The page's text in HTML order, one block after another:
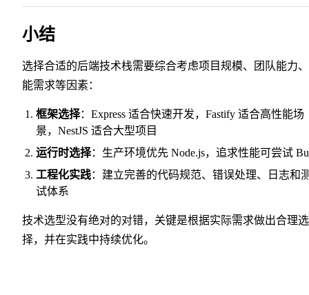
小结
选择合适的后端技术栈需要综合考虑项目规模、团队能力
能需求等因素：
框架选择：Express 适合快速开发，Fastify 适合高性能场
景，NestJS 适合大型项目
运行时选择：生产环境优先 Node.js，追求性能可尝试
工程化实践：建立完善的代码规范、错误处理、日志和
试体系
技术选型没有绝对的对错，关键是根据实际需求做出合理选
择，并在实践中持续优化。